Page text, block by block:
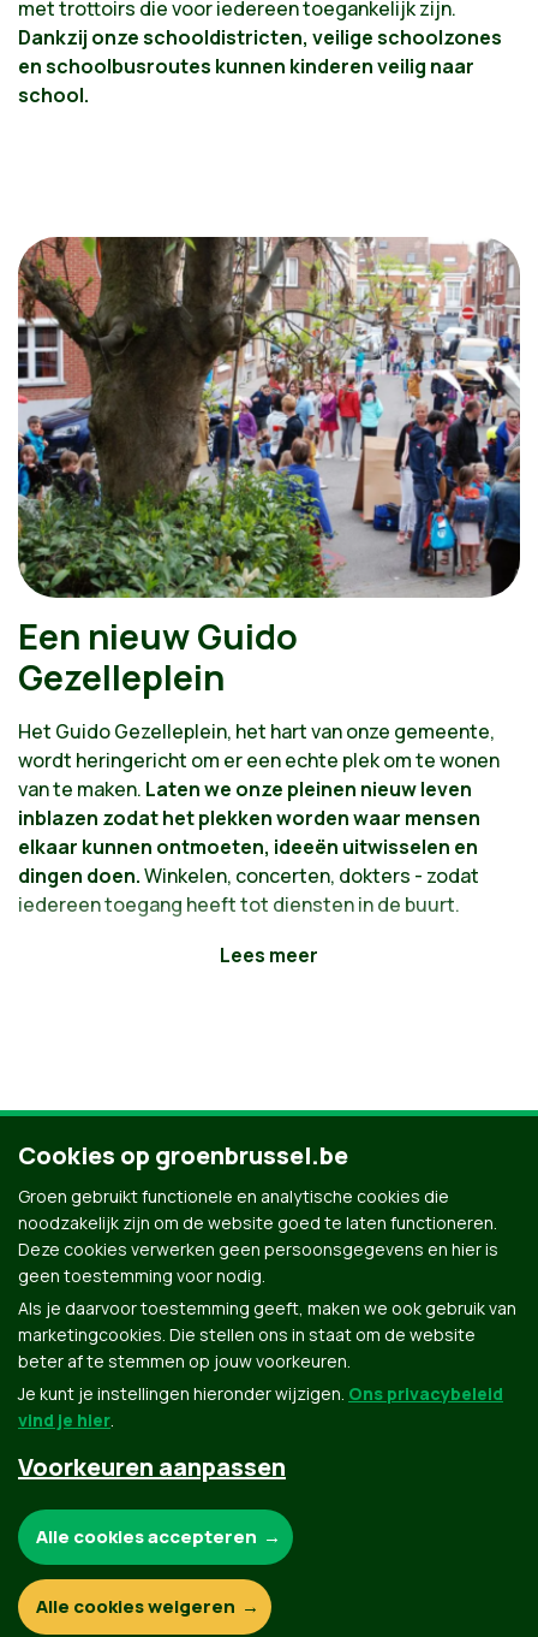
met trottoirs die voor iedereen toegankelijk zijn.
Dankzij onze schooldistricten, veilige schoolzones
en schoolbusroutes kunnen kinderen veilig naar
school.
Een nieuw Guido
Gezelleplein
Het Guido Gezelleplein, het hart van onze gemeente,
wordt heringericht om er een echte plek om te wonen
van te maken. Laten we onze pleinen nieuw leven
inblazen zodat het plekken worden waar mensen
elkaar kunnen ontmoeten, ideeën uitwisselen en
dingen doen.Winkelen, concerten, dokters - zodat
iedereen toegang heeft tot diensten in de buurt.
Groen.be
© Copyright Groen 2026 | Gemaakt met NationBuilder
Contact Privacybeleid
Cookies op groenbrussel.be
Groen gebruikt functionele en analytische cookies die
noodzakelijk zijn om de website goed te laten functioneren.
Deze cookies verwerken geen persoonsgegevens en hier is
geen toestemming voor nodig.
Als je daarvoor toestemming geeft, maken we ook gebruik van
marketingcookies. Die stellen ons in staat om de website
beter af te stemmen op jouw voorkeuren.
Je kunt je instellingen hieronder wijzigen. Ons privacybeleid
vind je hier.
Voorkeuren aanpassen
Functionele en analytische cookies:
Alle cookies accepteren
Alle cookies weigeren